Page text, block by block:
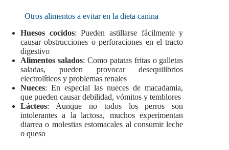
Otros alimentos a evitar en la dieta canina
Huesos cocidos: Pueden astillarse fácilmente y
causar obstrucciones o perforaciones en el tracto
digestivo
Alimentos salados: Como patatas fritas o galletas
saladas, pueden provocar desequilibrios
electrolíticos y problemas renales
Nueces: En especial las nueces de macadamia,
que pueden causar debilidad, vómitos y temblores
Lácteos: Aunque no todos los perros son
intolerantes a la lactosa, muchos experimentan
diarrea o molestias estomacales al consumir leche
o queso